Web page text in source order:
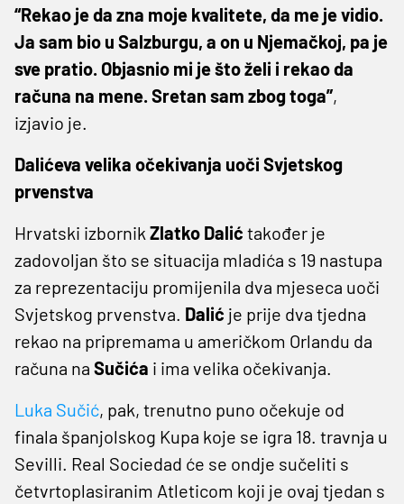
“Rekao je da zna moje kvalitete, da me je vidio.
Ja sam bio u Salzburgu, a on u Njemačkoj, pa je
sve pratio. Objasnio mi je što želi i rekao da
računa na mene. Sretan sam zbog toga”,
izjavio je.
Dalićeva velika očekivanja uoči Svjetskog
prvenstva
Hrvatski izbornik Zlatko Dalić također je
zadovoljan što se situacija mladića s 19 nastupa
za reprezentaciju promijenila dva mjeseca uoči
Svjetskog prvenstva. Dalić je prije dva tjedna
rekao na pripremama u američkom Orlandu da
računa na Sučića i ima velika očekivanja.
Luka Sučić, pak, trenutno puno očekuje od
finala španjolskog Kupa koje se igra 18. travnja u
Sevilli. Real Sociedad će se ondje sučeliti s
četvrtoplasiranim Atleticom koji je ovaj tjedan s